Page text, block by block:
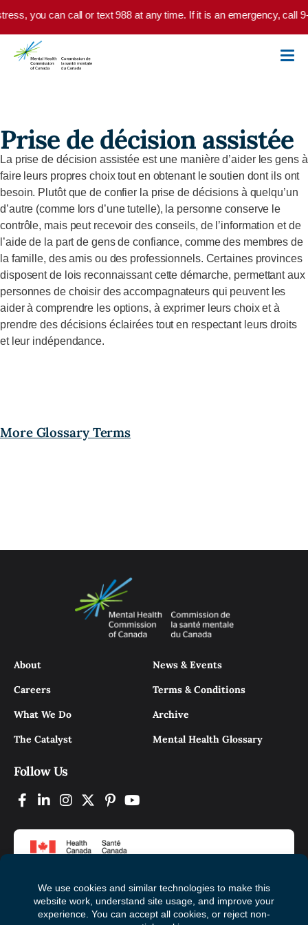
Skip to main content
you can call or text 988 at any time. If it is an emergency, call
Prise de décision assistée
La prise de décision assistée est une manière d’aider les gens à
faire leurs propres choix tout en obtenant le soutien dont ils ont
besoin. Plutôt que de confier la prise de décisions à quelqu’un
d’autre (comme lors d’une tutelle), la personne conserve le
contrôle, mais peut recevoir des conseils, de l’information et de
l’aide de la part de gens de confiance, comme des membres de
la famille, des amis ou des professionnels. Certaines provinces
disposent de lois reconnaissant cette démarche, permettant aux
personnes de choisir des accompagnateurs qui peuvent les
aider à comprendre les options, à exprimer leurs choix et à
prendre des décisions éclairées tout en respectant leurs droits
et leur indépendance.
More Glossary Terms
About
Careers
What We Do
The Catalyst
News & Events
Terms & Conditions
Archive
Mental Health Glossary
Follow Us